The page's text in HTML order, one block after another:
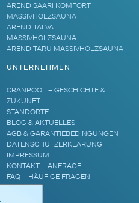
AREND SAARI KOMFORT
MASSIVHOLZSAUNA
AREND TALVA
MASSIVHOLZSAUNA
AREND TARU MASSIVHOLZSAUNA
UNTERNEHMEN
CRANPOOL – GESCHICHTE &
ZUKUNFT
STANDORTE
BLOG & AKTUELLES
AGB & GARANTIEBEDINGUNGEN
DATENSCHUTZERKLÄRUNG
IMPRESSUM
KONTAKT – ANFRAGE
FAQ – HÄUFIGE FRAGEN